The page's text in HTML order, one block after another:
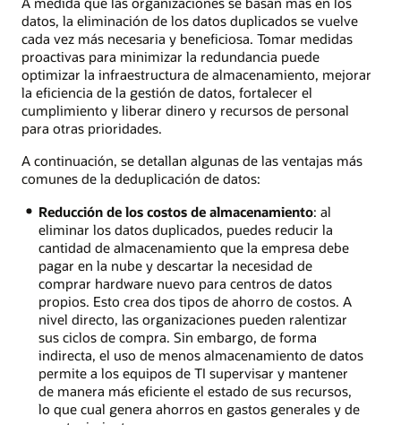
datos, la eliminación de los datos duplicados se vuelve
cada vez más necesaria y beneficiosa. Tomar medidas
proactivas para minimizar la redundancia puede
optimizar la infraestructura de almacenamiento, mejorar
la eficiencia de la gestión de datos, fortalecer el
cumplimiento y liberar dinero y recursos de personal
para otras prioridades.
A continuación, se detallan algunas de las ventajas más
comunes de la deduplicación de datos:
Reducción de los costos de almacenamiento: al
eliminar los datos duplicados, puedes reducir la
cantidad de almacenamiento que la empresa debe
pagar en la nube y descartar la necesidad de
comprar hardware nuevo para centros de datos
propios. Esto crea dos tipos de ahorro de costos. A
nivel directo, las organizaciones pueden ralentizar
sus ciclos de compra. Sin embargo, de forma
indirecta, el uso de menos almacenamiento de datos
permite a los equipos de TI supervisar y mantener
de manera más eficiente el estado de sus recursos,
lo que cual genera ahorros en gastos generales y de